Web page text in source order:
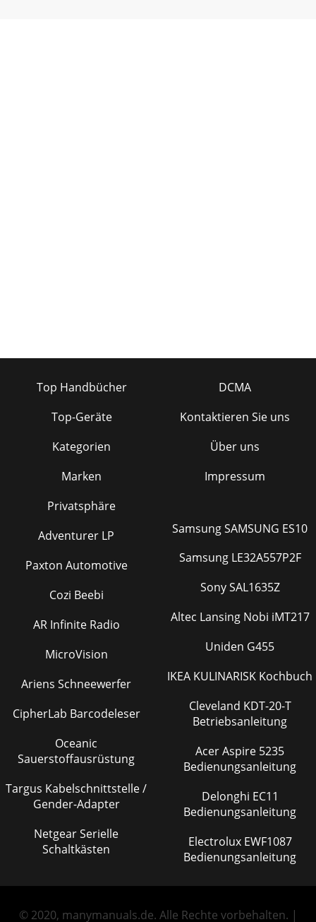
Top Handbücher
Top-Geräte
Kategorien
Marken
Privatsphäre
DCMA
Kontaktieren Sie uns
Über uns
Impressum
Adventurer LP
Paxton Automotive
Cozi Beebi
AR Infinite Radio
MicroVision
Ariens Schneewerfer
CipherLab Barcodeleser
Oceanic
Sauerstoffausrüstung
Targus Kabelschnittstelle /
Gender-Adapter
Netgear Serielle
Schaltkästen
Samsung SAMSUNG ES10
Samsung LE32A557P2F
Sony SAL1635Z
Altec Lansing Nobi iMT217
Uniden G455
IKEA KULINARISK Kochbuch
Cleveland KDT-20-T
Betriebsanleitung
Acer Aspire 5235
Bedienungsanleitung
Delonghi EC11
Bedienungsanleitung
Electrolux EWF1087
Bedienungsanleitung
© 2020, manymanuals.de. Alle Rechte vorbehalten. |